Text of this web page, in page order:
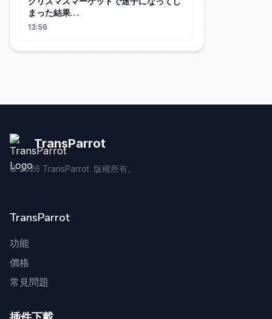
まった結果…
13:56
TransParrot
©2026 TransParrot. 版權所有。
TransParrot
功能
價格
常見問題